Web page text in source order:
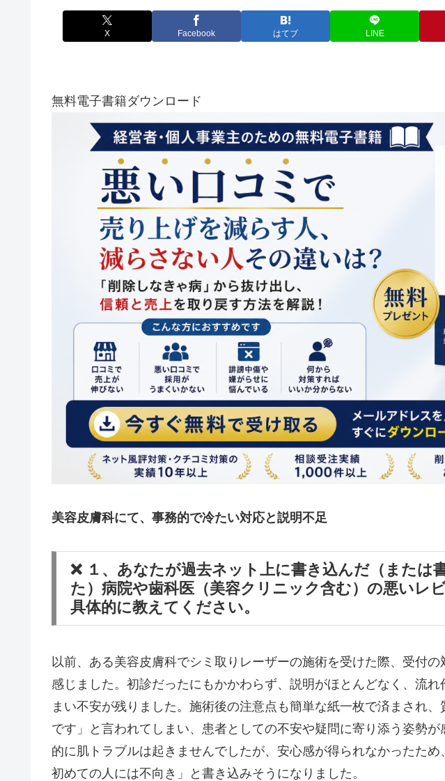
X Facebook はてブ LINE
無料電子書籍ダウンロード
美容皮膚科にて、事務的で冷たい対応と説明不足
❌ １、あなたが過去ネット上に書き込んだ（または
た）病院や歯科医（美容クリニック含む）の悪いレ
具体的に教えてください。
以前、ある美容皮膚科でシミ取りレーザーの施術を受けた際、受付の
感じました。初診だったにもかかわらず、説明がほとんどなく、流
まい不安が残りました。施術後の注意点も簡単な紙一枚で済まされ
です」と言われてしまい、患者としての不安や疑問に寄り添う姿勢
的に肌トラブルは起きませんでしたが、安心感が得られなかったため
初めての人には不向き」と書き込みそうになりました。